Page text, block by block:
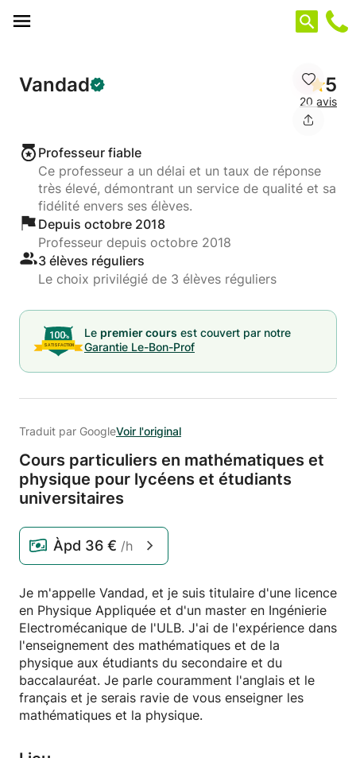
Vandad 5
20 avis
Professeur fiable
Ce professeur a un délai et un taux de réponse
très élevé, démontrant un service de qualité et sa
fidélité envers ses élèves.
Depuis octobre 2018
Professeur depuis octobre 2018
3 élèves réguliers
Le choix privilégié de 3 élèves réguliers
Le premier cours est couvert par notre
Garantie Le-Bon-Prof
Traduit par GoogleVoir l'original
Cours particuliers en mathématiques et
physique pour lycéens et étudiants
universitaires
Àpd 36 € /h
Je m'appelle Vandad, et je suis titulaire d'une licence
en Physique Appliquée et d'un master en Ingénierie
Electromécanique de l'ULB. J'ai de l'expérience dans
l'enseignement des mathématiques et de la
physique aux étudiants du secondaire et du
baccalauréat. Je parle couramment l'anglais et le
français et je serais ravie de vous enseigner les
mathématiques et la physique.